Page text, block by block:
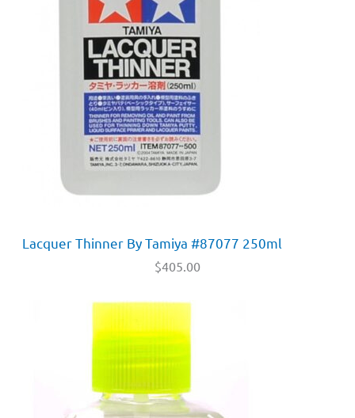
Lacquer Thinner By Tamiya #87077 250ml
$405.00